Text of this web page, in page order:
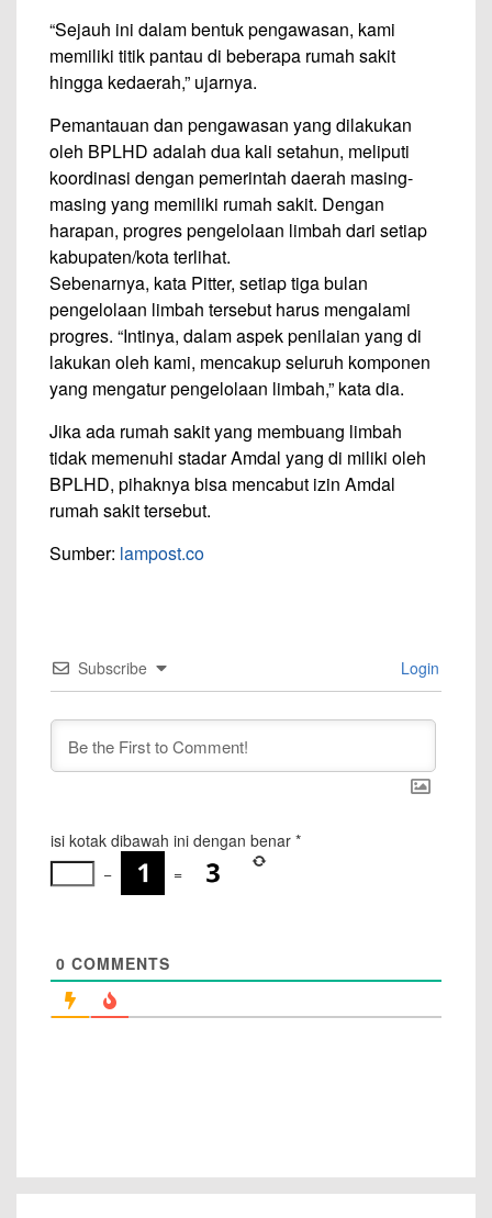
“Sejauh ini dalam bentuk pengawasan, kami
memiliki titik pantau di beberapa rumah sakit
hingga kedaerah,” ujarnya.
Pemantauan dan pengawasan yang dilakukan
oleh BPLHD adalah dua kali setahun, meliputi
koordinasi dengan pemerintah daerah masing-
masing yang memiliki rumah sakit. Dengan
harapan, progres pengelolaan limbah dari setiap
kabupaten/kota terlihat.
Sebenarnya, kata Pitter, setiap tiga bulan
pengelolaan limbah tersebut harus mengalami
progres. “Intinya, dalam aspek penilaian yang di
lakukan oleh kami, mencakup seluruh komponen
yang mengatur pengelolaan limbah,” kata dia.
Jika ada rumah sakit yang membuang limbah
tidak memenuhi stadar Amdal yang di miliki oleh
BPLHD, pihaknya bisa mencabut izin Amdal
rumah sakit tersebut.
Sumber: lampost.co
Subscribe Login
isi kotak dibawah ini dengan benar *
−
=
0 COMMENTS